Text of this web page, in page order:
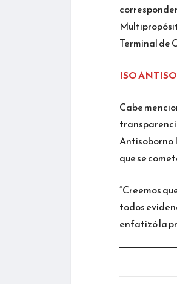
Terminal de
ISO
Cabe
Antisoborno
que se
“Creemos
todos
enfatizó la